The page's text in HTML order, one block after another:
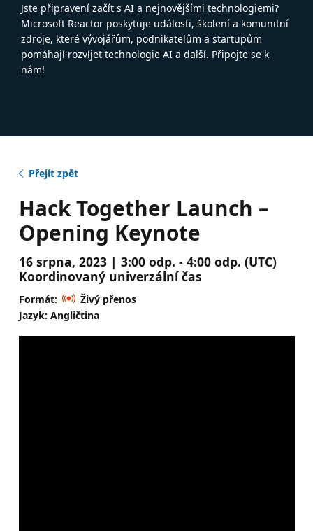
Jste připravení začít s AI a nejnovějšími technologiemi?
Microsoft Reactor poskytuje události, školení a komunitní
zdroje, které vývojářům, podnikatelům a startupům
pomáhají rozvíjet technologie AI a další. Připojte se k
nám!
Přejít zpět
Hack Together Launch –
Opening Keynote
16 srpna, 2023 | 3:00 odp. - 4:00 odp. (UTC)
Koordinovaný univerzální čas
Formát:
Živý přenos
Jazyk: Angličtina